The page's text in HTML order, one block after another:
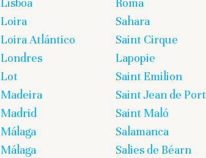
Lisboa
Loira
Loira Atlántico
Londres
Lot
Madeira
Madrid
Málaga
Málaga
Roma
Sahara
Saint Cirque
Lapopie
Saint Emilion
Saint Jean de Port
Saint Maló
Salamanca
Salies de Béarn